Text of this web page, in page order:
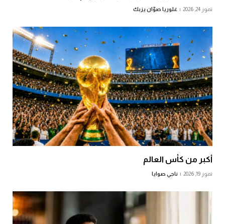
تموز 24, 2026 غلوريا صوّان يزبك
أكبر من كأس العالم
تموز 19, 2026 ناجي صوايا